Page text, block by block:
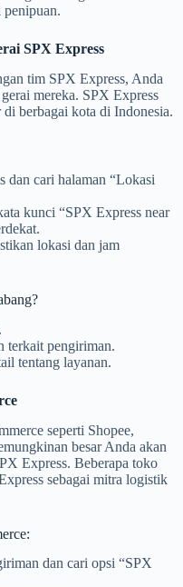
SPX Express
tim SPX Express, Anda
mereka. SPX Express
berbagai kota di Indonesia.
dan cari halaman “Lokasi
kunci “SPX Express near
lokasi dan jam
terkait pengiriman.
tentang layanan.
seperti Shopee,
besar Anda akan
Express. Beberapa toko
sebagai mitra logistik
dan cari opsi “SPX